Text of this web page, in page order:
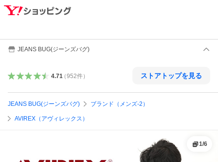
JEANS BUG(ジーンズバグ)
4.71（952件） ストアトップを見る
JEANS BUG(ジーンズバグ) ブランド（メンズ-2）
AVIREX（アヴィレックス）
1/6